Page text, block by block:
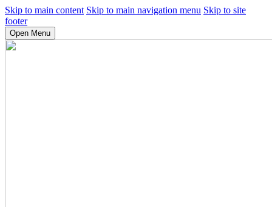
Skip to main content Skip to main navigation menu Skip to site
footer
Open Menu